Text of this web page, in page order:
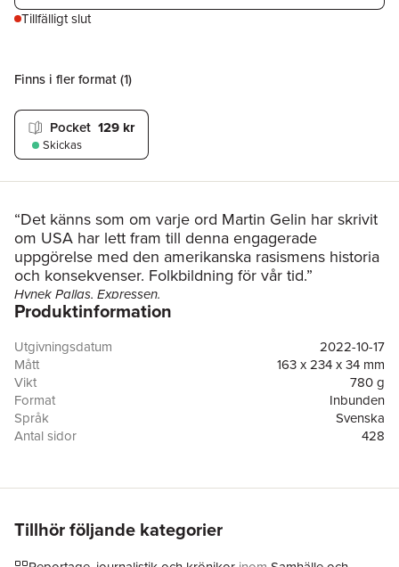
Tillfälligt slut
Finns i fler format (1)
Pocket 129 kr
Skickas
“Det känns som om varje ord Martin Gelin har skrivit
om USA har lett fram till denna engagerade
uppgörelse med den amerikanska rasismens historia
och konsekvenser. Folkbildning för vår tid.”
Hynek Pallas, Expressen.
"Det här är årets bok."
"Det är kunskapsrikt, det är viktigt, det är skakande läsning"
Aftonbladet
"Magnetisk skildring av rasismen i USA --- svensk facklitteratur
har fått en klassiker"
Göran Greider, DN
Redan under inbördeskriget förstod president Abraham Lincoln
När Kapitolium i Washington i januari 2021 stormades av
det en attack på själva idén om USA som
mångfaldens demokrati. Det är nu lättare att föreställa sig slutet
på USA än att föreställa sig slutet på nationalismen, skriver
Produktinformation
Utgivningsdatum
2022-10-17
Mått
163 x 234 x 34 mm
Vikt
780 g
Format
Inbunden
Språk
Svenska
Antal sidor
428
ISBN
9789127168831
Tillhör följande kategorier